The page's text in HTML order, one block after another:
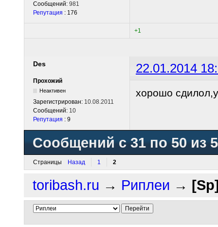
Сообщений: 981
Репутация : 176
+1
Des 22.01.2014
Прохожий
Неактивен
Зарегистрирован: 10.08.2011
Сообщений: 10
Репутация : 9
хорошо
Сообщений с 31 по 50 из
Страницы Назад 1 2
toribash.ru → Риплеи →